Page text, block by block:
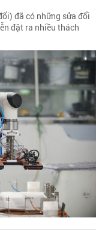
đã có những sửa đổi
đặt ra nhiều thách